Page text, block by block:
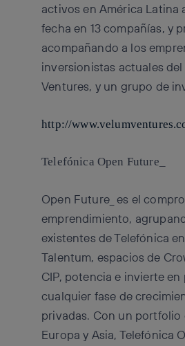
activos en América Latina
fecha en 13 compañías, y
acompañando a los
inversionistas actuales
Ventures, y un grupo de
http://
Telefónica Open Future_
Open Future_ es el
emprendimiento,
existentes de Telefónica
Talentum, espacios de
CIP, potencia e invierte
cualquier fase de
privadas. Con un portfolio
Europa y Asia, Telefónica